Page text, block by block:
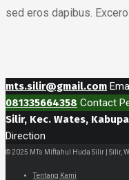
sed eros dapibus.
mts.silir@gmail.com
081335664358 Contact
Silir, Kec. Wates,
Direction
© 2025 MTs Miftahul Huda Silir | Silir,
Tentang Kami